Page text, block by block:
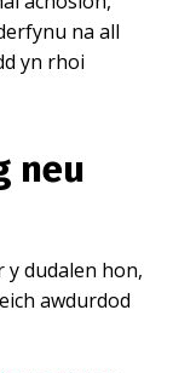
na all
yn rhoi
neu
y dudalen hon,
awdurdod